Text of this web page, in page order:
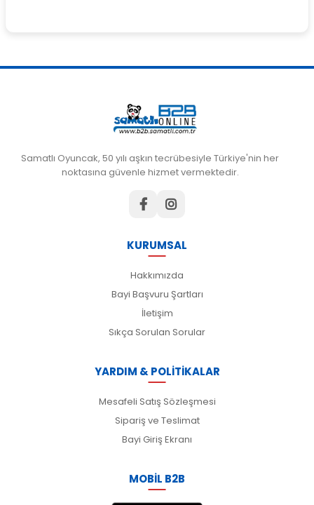
Samatlı Oyuncak, 50 yılı aşkın tecrübesiyle Türkiye'nin her
noktasına güvenle hizmet vermektedir.
KURUMSAL
Hakkımızda
Bayi Başvuru Şartları
İletişim
Sıkça Sorulan Sorular
YARDIM & POLİTİKALAR
Mesafeli Satış Sözleşmesi
Sipariş ve Teslimat
Bayi Giriş Ekranı
MOBİL B2B